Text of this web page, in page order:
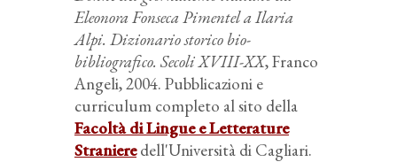
Eleonora Fonseca Pimentel a Ilaria
Alpi. Dizionario storico bio-
bibliografico. Secoli XVIII-XX, Franco
Angeli, 2004. Pubblicazioni e
curriculum completo al sito della
Facoltà di Lingue e Letterature
Stranieredell'Università di Cagliari.